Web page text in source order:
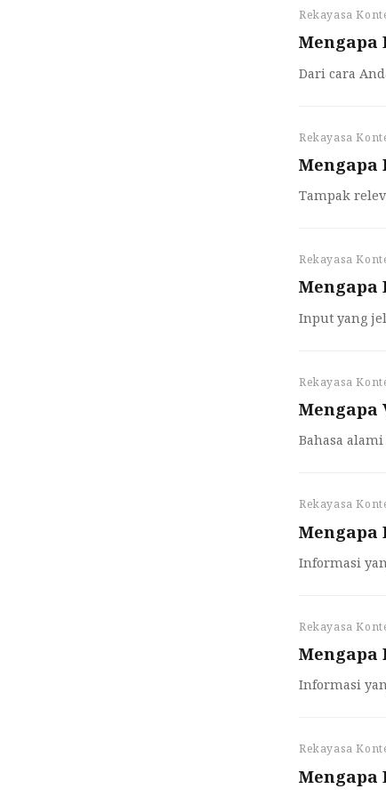
Rekayasa
Dari cara
Rekayasa
Mengapa
Tampak
Rekayasa
Input yang
Rekayasa
Bahasa
Rekayasa
Informasi
Rekayasa
Mengapa
Informasi
Rekayasa